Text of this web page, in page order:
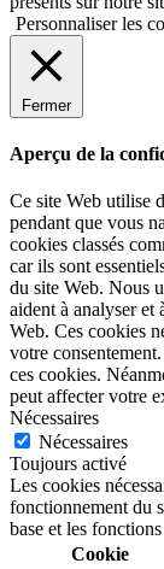
Personnaliser les
Fermer
Aperçu de la
Ce site Web utilise
pendant que vous
cookies classés
car ils sont
du site Web. Nous
aident à analyser et
Web. Ces cookies
votre
ces cookies.
peut affecter votre
Nécessaires
Nécessaires
Toujours activé
Les cookies
fonctionnement du
base et les
Cookie